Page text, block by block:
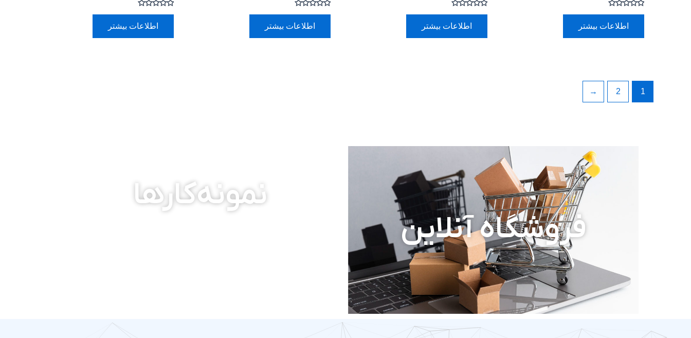
امتیاز
اطلاعات بیشتر
امتیاز
اطلاعات بیشتر
امتیاز
اطلاعات بیشتر
امتیاز
اطلاعات بیشتر
1
2
←
فروشگاه آنلاین
نمونه‌کارها